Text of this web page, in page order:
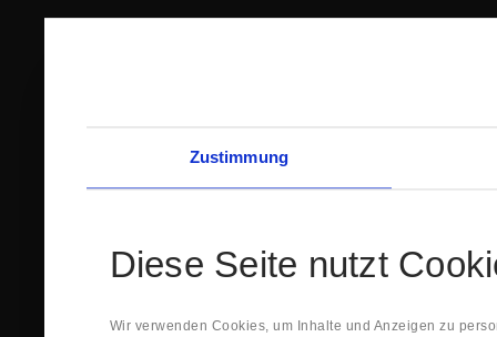
Zustimmung
Diese Seite nutzt
Wir verwenden Cookies, um Inhalte und Anzeigen zu